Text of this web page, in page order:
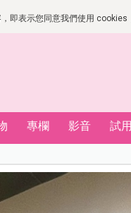
即表示您同意我們使用
專欄 影音 試用